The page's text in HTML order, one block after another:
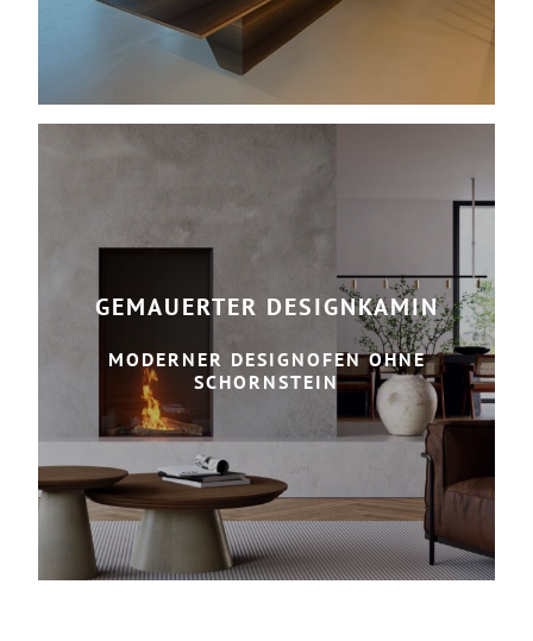
GEMAUERTER DESIGNKAMIN
MODERNER DESIGNOFEN OHNE
SCHORNSTEIN